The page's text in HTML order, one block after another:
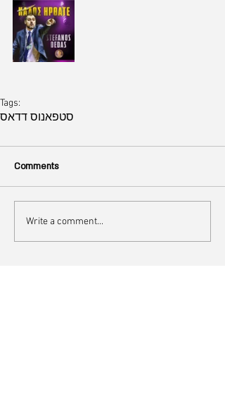
Tags:
סטפאנוס דדאס
Comments
Write a comment...